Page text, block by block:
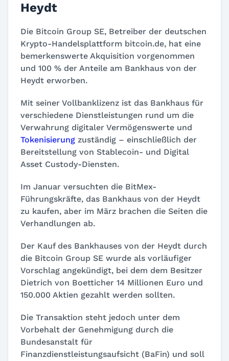
Heydt
Die Bitcoin Group SE, Betreiber der deutschen
Krypto-Handelsplattform bitcoin.de, hat eine
bemerkenswerte Akquisition vorgenommen
und 100 % der Anteile am Bankhaus von der
Heydt erworben.
Mit seiner Vollbanklizenz ist das Bankhaus für
verschiedene Dienstleistungen rund um die
Verwahrung digitaler Vermögenswerte und
Tokenisierung zuständig – einschließlich der
Bereitstellung von Stablecoin- und Digital
Asset Custody-Diensten.
Im Januar versuchten die BitMex-
Führungskräfte, das Bankhaus von der Heydt
zu kaufen, aber im März brachen die Seiten die
Verhandlungen ab.
Der Kauf des Bankhauses von der Heydt durch
die Bitcoin Group SE wurde als vorläufiger
Vorschlag angekündigt, bei dem dem Besitzer
Dietrich von Boetticher 14 Millionen Euro und
150.000 Aktien gezahlt werden sollten.
Die Transaktion steht jedoch unter dem
Vorbehalt der Genehmigung durch die
Bundesanstalt für
Finanzdienstleistungsaufsicht (BaFin) und soll